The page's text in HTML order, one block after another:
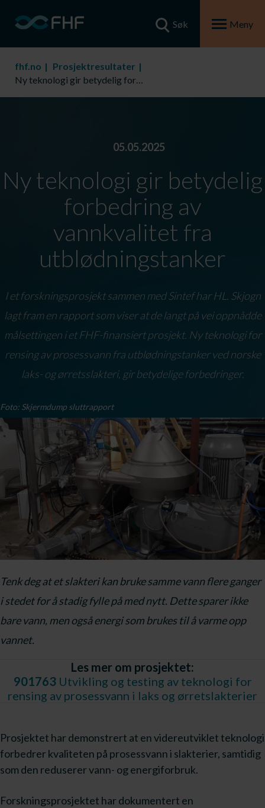
Søk Meny
fhf.no
Prosjektresultater
Ny teknologi gir betydelig forbedring av vannkvalitet fra utblødningstanker
05.05.2025
Ny teknologi gir betydelig
forbedring av
vannkvalitet fra
utblødningstanker
I et forskningsprosjekt sammen med Sintef har HL. Skjogn
lagt fram en rapport som viser at de langt på vei oppnådde
målsettingen i et FHF-finansiert prosjekt. Ny teknologi for
rensing av prosessvann fra utblødningstanker ved norske
laks- og ørretsslakteri, gir betydelige forbedringer.
Foto: Skjermdump sluttrapport
Tenk deg at et slakteri kan bruke samme vann flere ganger
i stedet for å stadig fylle på med nytt. Dette sparer ikke
bare vann, men også energi som brukes til å varme opp
vannet.
Les mer om prosjektet:
901763Utvikling og testing av teknologi for
rensing av prosessvann i laks og ørretslakterier
Prosjektet har demonstrert at en videreutviklet teknologi
forbedrer kvaliteten på prosessvann i slakterier, samtidig
som den reduserer vann- og energiforbruk.
Forskningsprosjektet har dokumentert en